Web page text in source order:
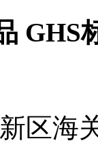
GHS
区海